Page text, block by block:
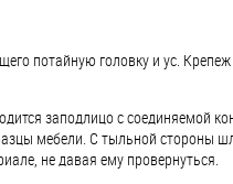
потайную головку и ус.
заподлицо с соединяемой
мебели. С тыльной стороны
не давая ему провернуться.